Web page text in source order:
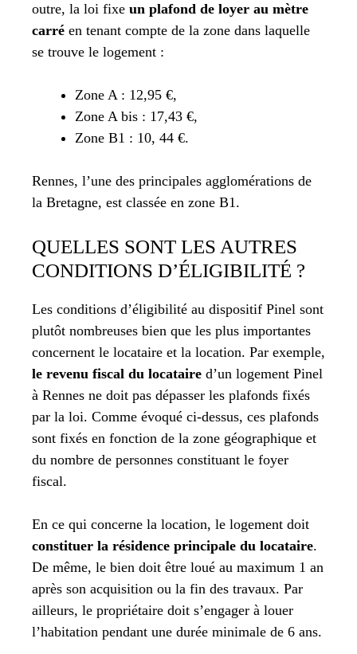
outre, la loi fixe un plafond de loyer au mètre
carré en tenant compte de la zone dans laquelle
se trouve le logement :
Zone A : 12,95 €,
Zone A bis : 17,43 €,
Zone B1 : 10, 44 €.
Rennes, l’une des principales agglomérations de
la Bretagne, est classée en zone B1.
QUELLES SONT LES AUTRES
CONDITIONS D’ÉLIGIBILITÉ ?
Les conditions d’éligibilité au dispositif Pinel sont
plutôt nombreuses bien que les plus importantes
concernent le locataire et la location. Par exemple,
le revenu fiscal du locataire d’un logement Pinel
à Rennes ne doit pas dépasser les plafonds fixés
par la loi. Comme évoqué ci-dessus, ces plafonds
sont fixés en fonction de la zone géographique et
du nombre de personnes constituant le foyer
fiscal.
En ce qui concerne la location, le logement doit
constituer la résidence principale du locataire.
De même, le bien doit être loué au maximum 1 an
après son acquisition ou la fin des travaux. Par
ailleurs, le propriétaire doit s’engager à louer
l’habitation pendant une durée minimale de 6 ans.